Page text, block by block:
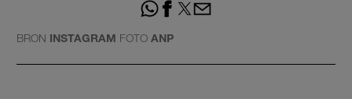
BRON INSTAGRAM FOTO ANP